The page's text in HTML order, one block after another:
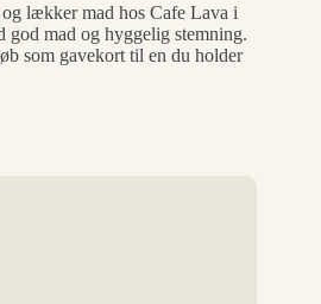
lækker mad hos Cafe Lava i
mad og hyggelig stemning.
som gavekort til en du holder